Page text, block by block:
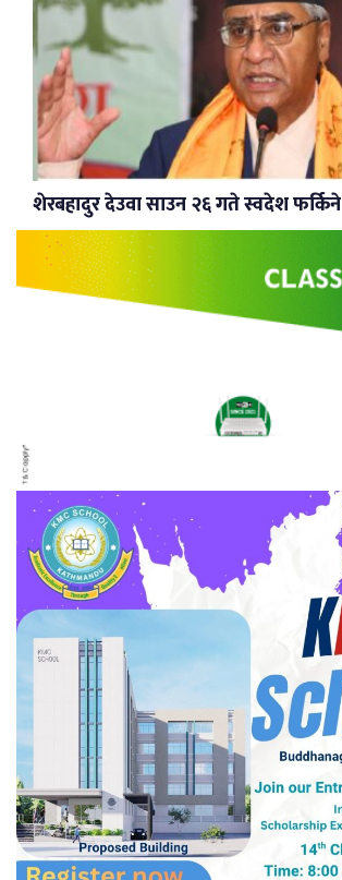
शेरबहादुर देउवा साउन २६ गते स्वदेश फर्किने